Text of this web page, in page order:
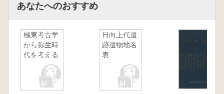
あなたへのおすすめ
極東考古学
から弥生時
代を考える
日向上代遺
跡遺物地名
表